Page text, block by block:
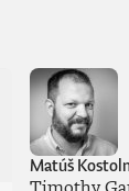
Matúš